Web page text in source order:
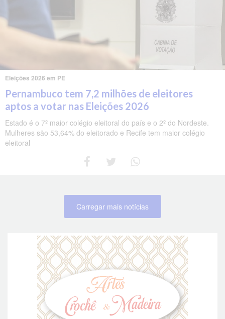
Eleições 2026 em PE
Pernambuco tem 7,2 milhões de eleitores
aptos a votar nas Eleições 2026
Estado é o 7º maior colégio eleitoral do país e o 2º do Nordeste.
Mulheres são 53,64% do eleitorado e Recife tem maior colégio
eleitoral
Carregar mais notícias